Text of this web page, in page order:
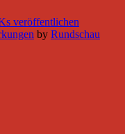
veröffentlichen
by Rundschau